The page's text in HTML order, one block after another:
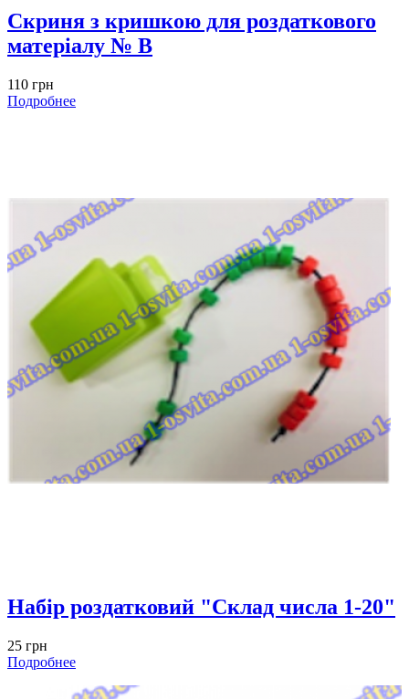
Скриня з кришкою для роздаткового
матеріалу № B
110 грн
Подробнее
Набір роздатковий "Склад числа 1-20"
25 грн
Подробнее